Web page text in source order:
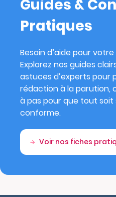
Guides &
Pratiques
Besoin d’aide pour
Explorez nos guides
astuces d’experts pour
rédaction à la parution,
à pas pour que tout soit
conforme.
Voir nos fiches